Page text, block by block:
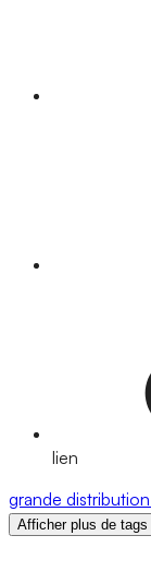
lien
grande distribution
Afficher plus de tags